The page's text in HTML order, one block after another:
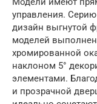
управления.
дизайн выгнутой
моделей
хромированной
наклоном 5°
элементами.
и прозрачной